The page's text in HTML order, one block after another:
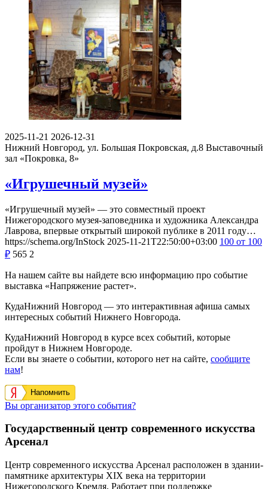
2025-11-21 2026-12-31
Нижний Новгород, ул. Большая Покровская, д.8 Выставочный
зал «Покровка, 8»
«Игрушечный музей»
«Игрушечный музей» — это совместный проект
Нижегородского музея-заповедника и художника Александра
Лаврова, впервые открытый широкой публике в 2011 году…
https://schema.org/InStock 2025-11-21T22:50:00+03:00 100 от 100
₽ 565 2
На нашем сайте вы найдете всю информацию про событие
выставка «Напряжение растет».
КудаНижний Новгород — это интерактивная афиша самых
интересных событий Нижнего Новгорода.
КудаНижний Новгород в курсе всех событий, которые
пройдут в Нижнем Новгороде.
Если вы знаете о событии, которого нет на сайте, сообщите
нам!
Напомнить
Вы организатор этого события?
Государственный центр современного искусства
Арсенал
Центр современного искусства Арсенал расположен в здании-
памятнике архитектуры XIX века на территории
Нижегородского Кремля. Работает при поддержке